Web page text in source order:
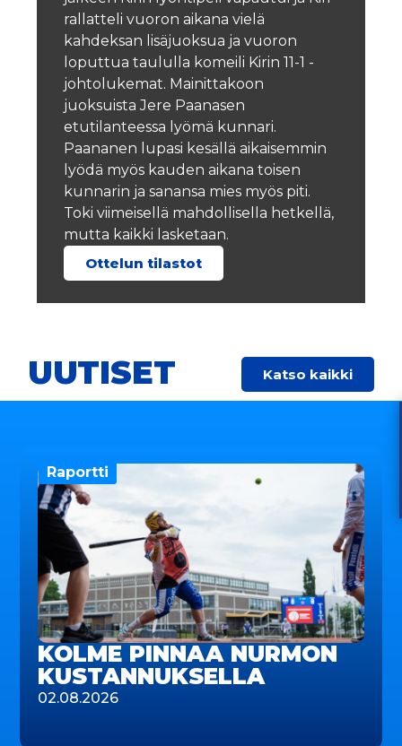
rallatteli vuoron aikana vielä
kahdeksan lisäjuoksua ja vuoron
loputtua taululla komeili Kirin 11-1 -
johtolukemat. Mainittakoon
juoksuista Jere Paanasen
etutilanteessa lyömä kunnari.
Paananen lupasi kesällä aikaisemmin
lyödä myös kauden aikana toisen
kunnarin ja sanansa mies myös piti.
Toki viimeisellä mahdollisella hetkellä,
mutta kaikki lasketaan.
Ottelun tilastot
UUTISET Katso kaikki
Raportti
KOLME PINNAA NURMON
KUSTANNUKSELLA
02.08.2026